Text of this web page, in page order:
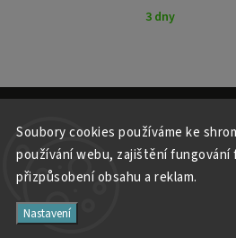
Soubory cookies používáme ke
používání webu, zajištění fungování
přizpůsobení obsahu a reklam.
Nastavení
3 dny